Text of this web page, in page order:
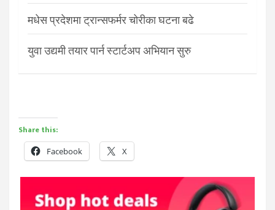
मधेस प्रदेशमा ट्रान्सफर्मर चोरीका घटना बढे
युवा उद्यमी तयार पार्न स्टार्टअप अभियान सुरु
Share this:
Facebook X